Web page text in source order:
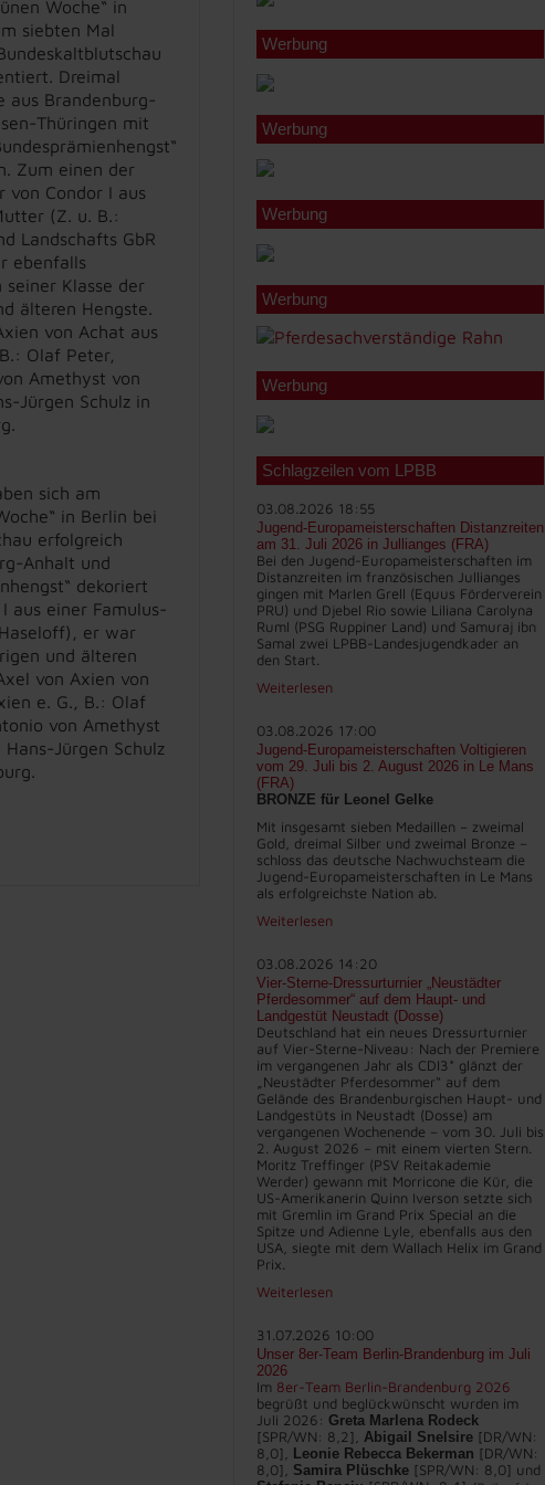
Woche“ in
siebten Mal
Dreimal
aus Brandenburg-
Thüringen mit
Zum einen der
von Condor I aus
(Z. u. B.:
Landschafts GbR
ebenfalls
seiner Klasse der
älteren Hengste.
von Achat aus
Olaf Peter,
Amethyst von
Jürgen Schulz in
sich am
in Berlin bei
erfolgreich
Anhalt und
dekoriert
aus einer Famulus-
er war
und älteren
von Axien von
e. G., B.: Olaf
von Amethyst
Jürgen Schulz
Werbung
Werbung
Werbung
Werbung
Werbung
Schlagzeilen vom LPBB
03.08.2026 18:55
Jugend-Europameisterschaften Distanzreiten
am 31. Juli 2026 in Jullianges (FRA)
Bei den Jugend-Europameisterschaften im
Distanzreiten im französischen Jullianges
gingen mit Marlen Grell (Equus Förderverein
PRU) und Djebel Rio sowie Liliana Carolyna
Ruml (PSG Ruppiner Land) und Samuraj ibn
Samal zwei LPBB-Landesjugendkader an
den Start.
Weiterlesen
03.08.2026 17:00
Jugend-Europameisterschaften Voltigieren
vom 29. Juli bis 2. August 2026 in Le Mans
(FRA)
BRONZE für Leonel Gelke
Mit insgesamt sieben Medaillen – zweimal
Gold, dreimal Silber und zweimal Bronze –
schloss das deutsche Nachwuchsteam die
Jugend-Europameisterschaften in Le Mans
als erfolgreichste Nation ab.
Weiterlesen
03.08.2026 14:20
Vier-Sterne-Dressurturnier „Neustädter
Pferdesommer“ auf dem Haupt- und
Landgestüt Neustadt (Dosse)
Deutschland hat ein neues Dressurturnier
auf Vier-Sterne-Niveau: Nach der Premiere
im vergangenen Jahr als CDI3* glänzt der
„Neustädter Pferdesommer“ auf dem
Gelände des Brandenburgischen Haupt- und
Landgestüts in Neustadt (Dosse) am
vergangenen Wochenende – vom 30. Juli bis
2. August 2026 – mit einem vierten Stern.
Moritz Treffinger (PSV Reitakademie
Werder) gewann mit Morricone die Kür, die
US-Amerikanerin Quinn Iverson setzte sich
mit Gremlin im Grand Prix Special an die
Spitze und Adienne Lyle, ebenfalls aus den
USA, siegte mit dem Wallach Helix im Grand
Prix.
Weiterlesen
31.07.2026 10:00
Unser 8er-Team Berlin-Brandenburg im Juli
2026
Im 8er-Team Berlin-Brandenburg 2026
begrüßt und beglückwünscht wurden im
Juli 2026: Greta Marlena Rodeck
[SPR/WN: 8,2], Abigail Snelsire [DR/WN:
8,0], Leonie Rebecca Bekerman [DR/WN:
8,0], Samira Plüschke [SPR/WN: 8,0] und